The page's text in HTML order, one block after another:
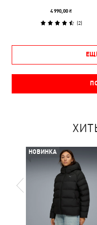
4 990,00 ₴
(2)
НОВИНКА